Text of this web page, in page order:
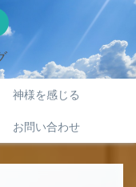
神様を感じる
お問い合わせ